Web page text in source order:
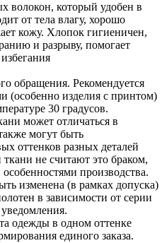
волокон, который удобен в
от тела влагу, хорошо
кожу. Хлопок гигиеничен,
и разрыву, помогает
обращения. Рекомендуется
(особенно изделия с принтом)
30 градусов.
может отличаться в
могут быть
оттенков разных деталей
не считают это браком,
производства.
изменена (в рамках допуска)
в зависимости от серии
одежды в одном оттенке
единого заказа.